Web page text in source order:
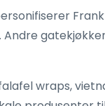
wraps,